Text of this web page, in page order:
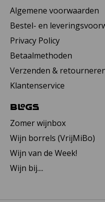
Algemene voorwaarden
Bestel- en
Privacy Policy
Betaalmethoden
Verzenden &
Klantenservice
Blogs
Zomer wijnbox
Wijn borrels (VrijMiBo)
Wijn van de Week!
Wijn bij....